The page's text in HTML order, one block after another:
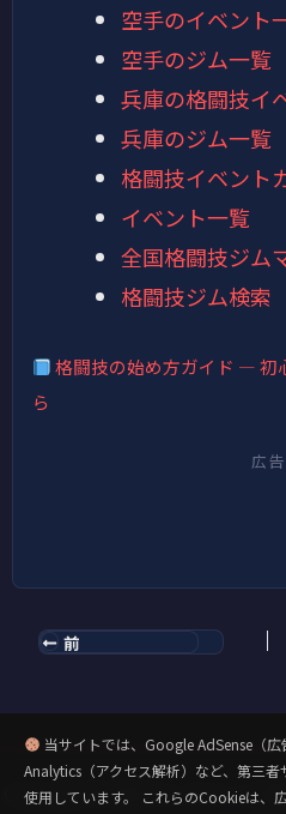
空手のイベント
空手のジム一覧
兵庫の格闘技イ
兵庫のジム一覧
格闘技イベント
イベント一覧
全国格闘技ジム
格闘技ジム検索
格闘技の始め方ガイド — 初
ら
広告
前
Copyright © 2026 キックミット先
当サイトでは、Google AdSense（
Analytics（アクセス解析）など、第三
使用しています。 これらのCookieは、